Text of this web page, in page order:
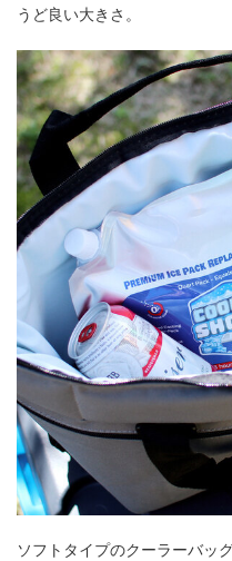
うど良い大きさ。
ソフトタイプのクーラーバッ